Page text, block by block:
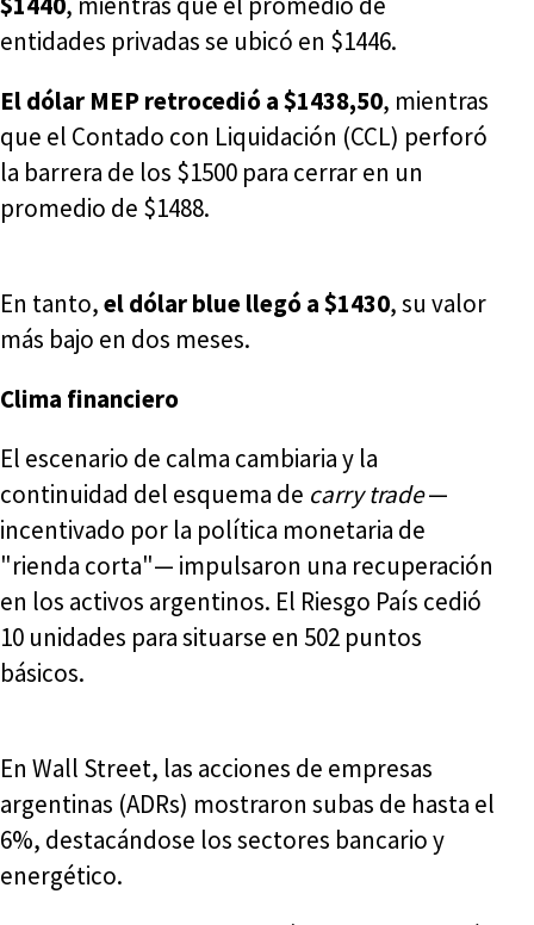
entidades privadas se ubicó en $1446.
El dólar MEP retrocedió a $1438,50, mientras
que el Contado con Liquidación (CCL) perforó
la barrera de los $1500 para cerrar en un
promedio de $1488.
En tanto,el dólar blue llegó a $1430, su valor
más bajo en dos meses.
Clima financiero
El escenario de calma cambiaria y la
continuidad del esquema de carry trade—
incentivado por la política monetaria de
"rienda corta"— impulsaron una recuperación
en los activos argentinos. El Riesgo País cedió
10 unidades para situarse en 502 puntos
básicos.
En Wall Street, las acciones de empresas
argentinas (ADRs) mostraron subas de hasta el
6%, destacándose los sectores bancario y
energético.